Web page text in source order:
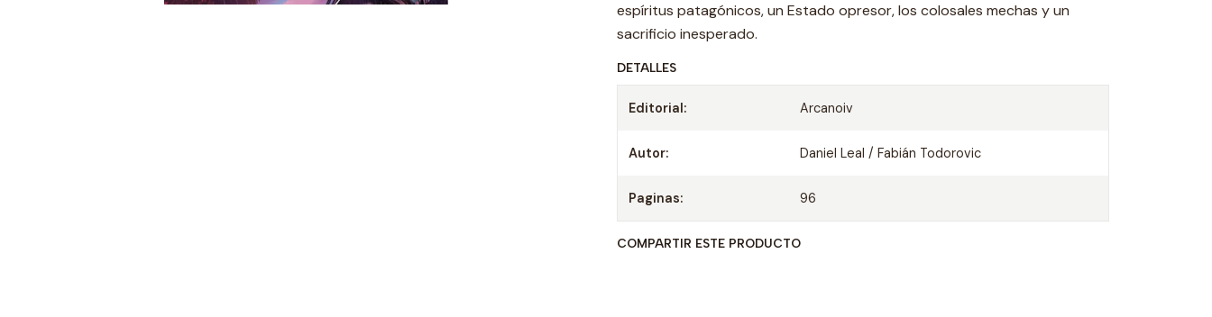
espíritus patagónicos, un Estado opresor, los colosales mechas y un
sacrificio inesperado.
DETALLES
Editorial: Arcanoiv
Autor: Daniel Leal / Fabián Todorovic
Paginas: 96
COMPARTIR ESTE PRODUCTO